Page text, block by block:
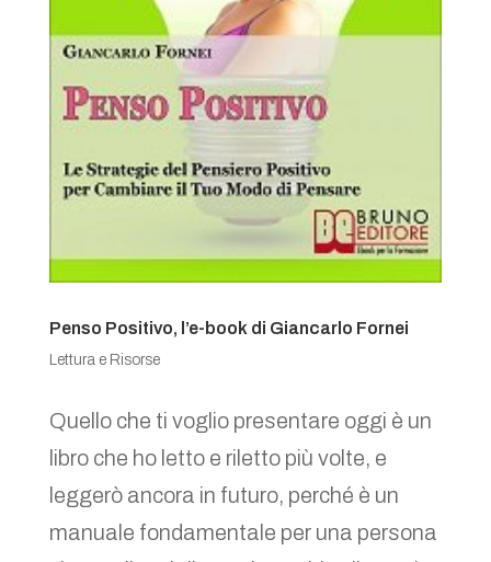
Penso Positivo, l’e-book di Giancarlo Fornei
Lettura e Risorse
Quello che ti voglio presentare oggi è un
libro che ho letto e riletto più volte, e
leggerò ancora in futuro, perché è un
manuale fondamentale per una persona